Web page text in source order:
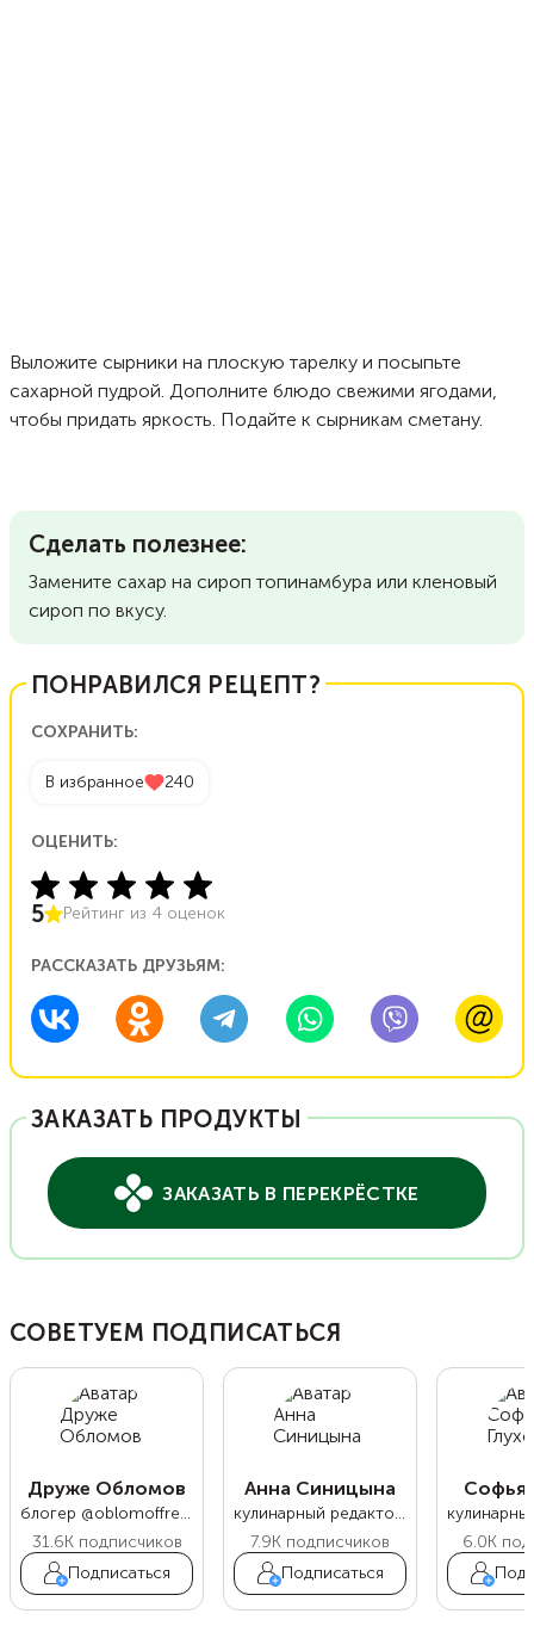
Выложите сырники на плоскую тарелку и посыпьте
сахарной пудрой. Дополните блюдо свежими ягодами,
чтобы придать яркость. Подайте к сырникам сметану.
Сделать полезнее:
Замените сахар на сироп топинамбура или кленовый
сироп по вкусу.
ПОНРАВИЛСЯ РЕЦЕПТ?
СОХРАНИТЬ:
В избранное 240
ОЦЕНИТЬ:
5 Рейтинг из 4 оценок
РАССКАЗАТЬ ДРУЗЬЯМ:
ЗАКАЗАТЬ ПРОДУКТЫ
ЗАКАЗАТЬ В ПЕРЕКРЁСТКЕ
СОВЕТУЕМ ПОДПИСАТЬСЯ
Друже Обломов
блогер @oblomoffrecipe
31.6Kподписчиков
Подписаться
Анна Синицына
кулинарный редактор Food.ru
7.9K подписчиков
Подписаться
Софья
6.0K